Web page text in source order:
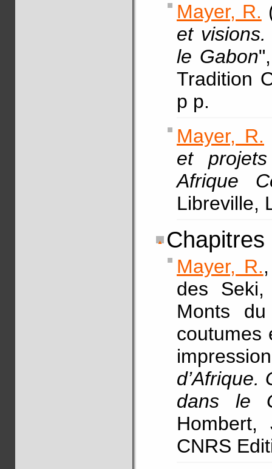
Mayer, R.
et
le Gabon
Tradition
p p.
Mayer, R.
et
Afrique
Libreville,
Mayer, R.
des
Monts
coutumes
d’Afrique.
dans le
CNRS